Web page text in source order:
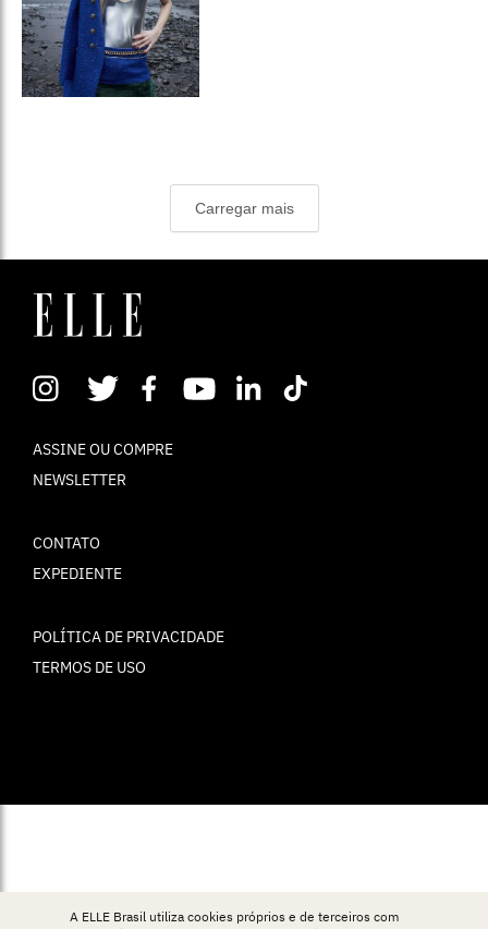
Carregar mais
ASSINE OU COMPRE
NEWSLETTER
CONTATO
EXPEDIENTE
POLÍTICA DE PRIVACIDADE
TERMOS DE USO
A ELLE Brasil utiliza cookies próprios e de terceiros com